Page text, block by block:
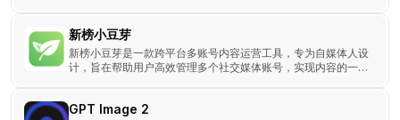
新榜小豆芽
新榜小豆芽是一款跨平台多账号内容运营工具，专为自媒体人设
计，旨在帮助用户高效管理多个社交媒体账号，实现内容的一键
GPT Image 2